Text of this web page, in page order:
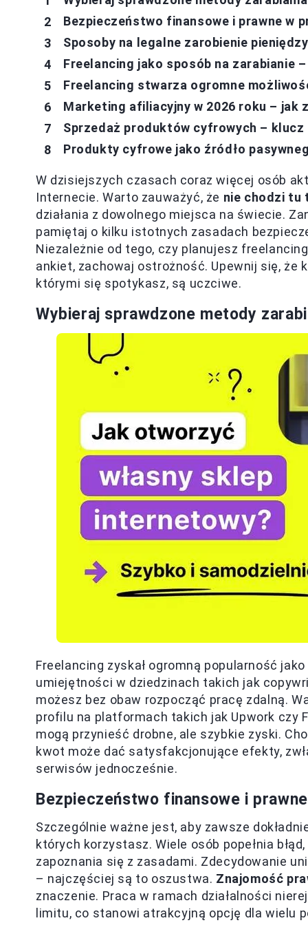
Bezpieczeństwo finansowe i prawne w
Sposoby na legalne zarobienie
Freelancing jako sposób na zarabianie
Freelancing stwarza ogromne
Marketing afiliacyjny w 2026 roku – jak
Sprzedaż produktów cyfrowych –
Produkty cyfrowe jako źródło
W dzisiejszych czasach coraz więcej osób
Internecie. Warto zauważyć, że nie chodzi tu
działania z dowolnego miejsca na świecie.
pamiętaj o kilku istotnych zasadach
Niezależnie od tego, czy planujesz
ankiet, zachowaj ostrożność. Upewnij się,
którymi się spotykasz, są uczciwe.
Wybieraj sprawdzone metody
Freelancing zyskał ogromną popularność
umiejętności w dziedzinach takich jak
możesz bez obaw rozpocząć pracę zdalną.
profilu na platformach takich jak Upwork czy
mogą przynieść drobne, ale szybkie zyski.
kwot może dać satysfakcjonujące efekty,
serwisów jednocześnie.
Bezpieczeństwo finansowe i
Szczególnie ważne jest, aby zawsze
których korzystasz. Wiele osób popełnia
zapoznania się z zasadami. Zdecydowanie
– najczęściej są to oszustwa. Znajomość
znaczenie. Praca w ramach działalności
limitu, co stanowi atrakcyjną opcję dla wielu